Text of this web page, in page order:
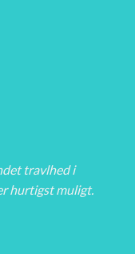
travlhed i
hurtigst muligt.